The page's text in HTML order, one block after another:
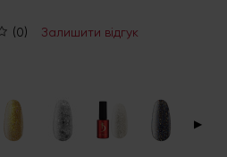
(0) Залишити відгук
▶